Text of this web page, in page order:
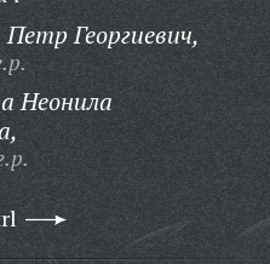
Георгиевич,
Неонила